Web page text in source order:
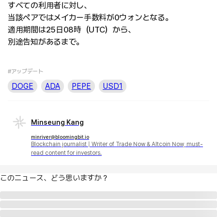
すべての利用者に対し、
当該ペアではメイカー手数料が0ウォンとなる。
適用期間は25日08時（UTC）から、
別途告知があるまで。
#アップデート
DOGE ADA PEPE USD1
Minseung Kang
minriver@bloomingbit.io
Blockchain journalist | Writer of Trade Now & Altcoin Now, must-
read content for investors.
このニュース、どう思いますか？